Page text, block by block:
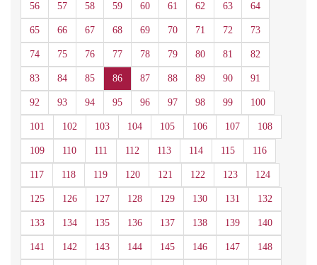
56 57 58 59 60 61 62 63 64
65 66 67 68 69 70 71 72 73
74 75 76 77 78 79 80 81 82
83 84 85 86 87 88 89 90 91
92 93 94 95 96 97 98 99 100
101 102 103 104 105 106 107 108
109 110 111 112 113 114 115 116
117 118 119 120 121 122 123 124
125 126 127 128 129 130 131 132
133 134 135 136 137 138 139 140
141 142 143 144 145 146 147 148